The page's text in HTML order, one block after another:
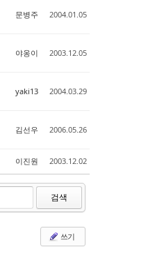
문병주 2004.01.05
야옹이 2003.12.05
yaki13 2004.03.29
김선우 2006.05.26
이진원 2003.12.02
검색
쓰기